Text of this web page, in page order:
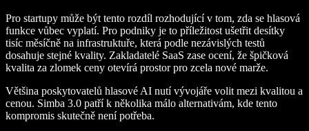
Pro startupy může být tento rozdíl rozhodující v tom, zda se hlasová
funkce vůbec vyplatí. Pro podniky je to příležitost ušetřit desítky
tisíc měsíčně na infrastruktuře, která podle nezávislých testů
dosahuje stejné kvality. Zakladatelé SaaS zase ocení, že špičková
kvalita za zlomek ceny otevírá prostor pro zcela nové marže.
Většina poskytovatelů hlasové AI nutí vývojáře volit mezi kvalitou a
cenou. Simba 3.0 patří k několika málo alternativám, kde tento
kompromis skutečně není potřeba.